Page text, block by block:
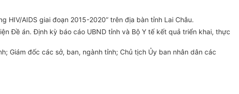
HIV/AIDS giai đoạn 2015-2020” trên địa bàn tỉnh Lai Châu.
Đề án. Định kỳ báo cáo UBND tỉnh và Bộ Y tế kết quả triển khai, thực
Giám đốc các sở, ban, ngành tỉnh; Chủ tịch Ủy ban nhân dân các